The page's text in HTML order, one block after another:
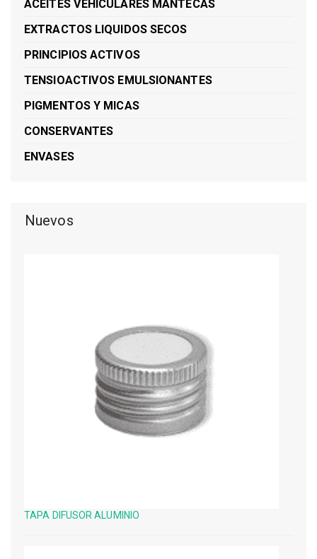
ACEITES VEHICULARES MANTECAS
EXTRACTOS LIQUIDOS SECOS
PRINCIPIOS ACTIVOS
TENSIOACTIVOS EMULSIONANTES
PIGMENTOS Y MICAS
CONSERVANTES
ENVASES
Nuevos
TAPA DIFUSOR ALUMINIO